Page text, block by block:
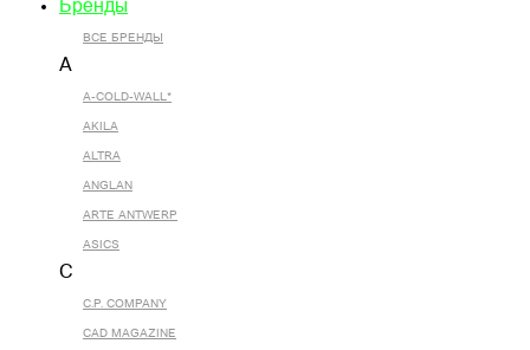
Бренды
ВСЕ БРЕНДЫ
A
A-COLD-WALL*
AKILA
ALTRA
ANGLAN
ARTE ANTWERP
ASICS
C
C.P. COMPANY
CAD MAGAZINE